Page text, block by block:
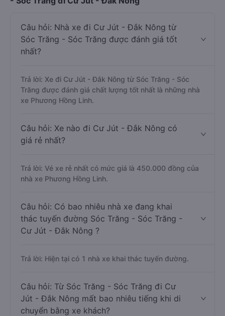
Câu hỏi: Nhà xe đi Cư Jút - Đắk Nông từ
Sóc Trăng - Sóc Trăng được đánh giá tốt
nhất?
Trả lời: Xe đi Cư Jút - Đắk Nông từ Sóc Trăng - Sóc
Trăng được đánh giá chất lượng tốt nhất là những nhà
xe Phương Hồng Linh.
Câu hỏi: Xe nào đi Cư Jút - Đắk Nông có
giá rẻ nhất?
Trả lời: Vé xe rẻ nhất có mức giá là 450.000 đồng của
nhà xe Phương Hồng Linh.
Câu hỏi: Có bao nhiêu nhà xe đang khai
thác tuyến đường Sóc Trăng - Sóc Trăng -
Cư Jút - Đắk Nông ?
Trả lời: Hiện tại có 1 nhà xe khai thác tuyến đường.
Câu hỏi: Từ Sóc Trăng - Sóc Trăng đi Cư
Jút - Đắk Nông mất bao nhiêu tiếng khi di
chuyển bằng xe khách?